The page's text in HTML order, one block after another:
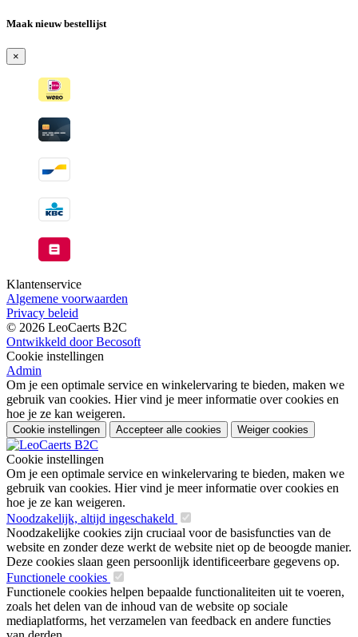
-
verzonden
wanneer
beschikbaar
Maak nieuw bestellijst
×
Klantenservice
Algemene voorwaarden
Privacy beleid
© 2026 LeoCaerts B2C
Ontwikkeld door Becosoft
Cookie instellingen
Admin
Om je een optimale service en winkelervaring te bieden, maken we
gebruik van cookies. Hier vind je meer informatie over cookies en
hoe je ze kan weigeren.
Cookie instellingen Accepteer alle cookies Weiger cookies
Cookie instellingen
Om je een optimale service en winkelervaring te bieden, maken we
gebruik van cookies. Hier vind je meer informatie over cookies en
hoe je ze kan weigeren.
Noodzakelijk, altijd ingeschakeld
Noodzakelijke cookies zijn cruciaal voor de basisfuncties van de
website en zonder deze werkt de website niet op de beoogde manier.
Deze cookies slaan geen persoonlijk identificeerbare gegevens op.
Functionele cookies
Functionele cookies helpen bepaalde functionaliteiten uit te voeren,
zoals het delen van de inhoud van de website op sociale
mediaplatforms, het verzamelen van feedback en andere functies